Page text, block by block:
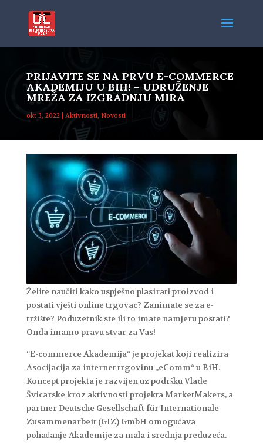
PRIJAVITE SE NA PRVU E-COMMERCE
AKADEMIJU U BIH! – UDRUŽENJE
MREŽA ZA IZGRADNJU MIRA
okt 3, 2022| Aktivnosti, Novosti
Želite naučiti kako uspješno plasirati proizvod i
postati vješti online trgovac? Zanimate se za e-
tržište? Poduzetnik ste ili to imate namjeru postati?
Onda imamo pravu stvar za Vas!
“E-commerce Akademija“ je projekat koji realizira
Asocijacija za internet trgovinu „eComm“ u BiH.
Koncept projekta je razvijen uz podršku Vlade
Švicarske kroz aktivnosti projekta MarketMakers, a
partner Deutsche Gesellschaft für Internationale
Zusammenarbeit (GIZ) GmbH omogućava
pohađanje Akademije za mala i srednja preduzeća.